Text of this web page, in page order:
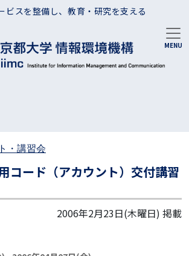
移動
ビスを整備し、教育・研究を支える
・講習会
コード（アカウント）交付講習
2006年2月23日(木曜日) 掲載